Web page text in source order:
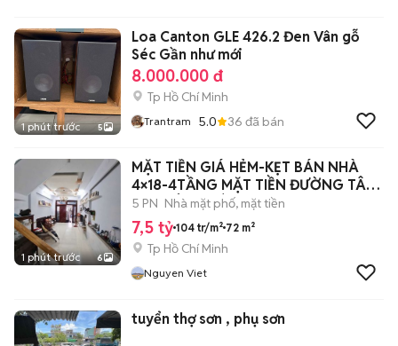
1 phút trước 5
Loa Canton GLE 426.2 Đen Vân gỗ
Séc Gần như mới
8.000.000 đ
Tp Hồ Chí Minh
Trantram 5.0 36 đã bán
1 phút trước 6
MẶT TIỀN GIÁ HẺM-KẸT BÁN NHÀ
4×18-4TẦNG MẶT TIỀN ĐƯỜNG TÂY
SƠN TÂN PHÚ
5 PN Nhà mặt phố, mặt tiền
7,5 tỷ 104 tr/m² 72 m²
Tp Hồ Chí Minh
Nguyen Viet
tuyển thợ sơn , phụ sơn